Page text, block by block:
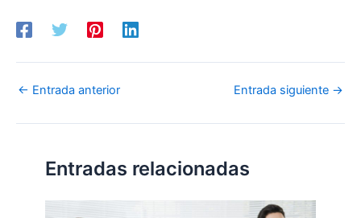
← Entrada anterior Entrada siguiente →
Entradas relacionadas